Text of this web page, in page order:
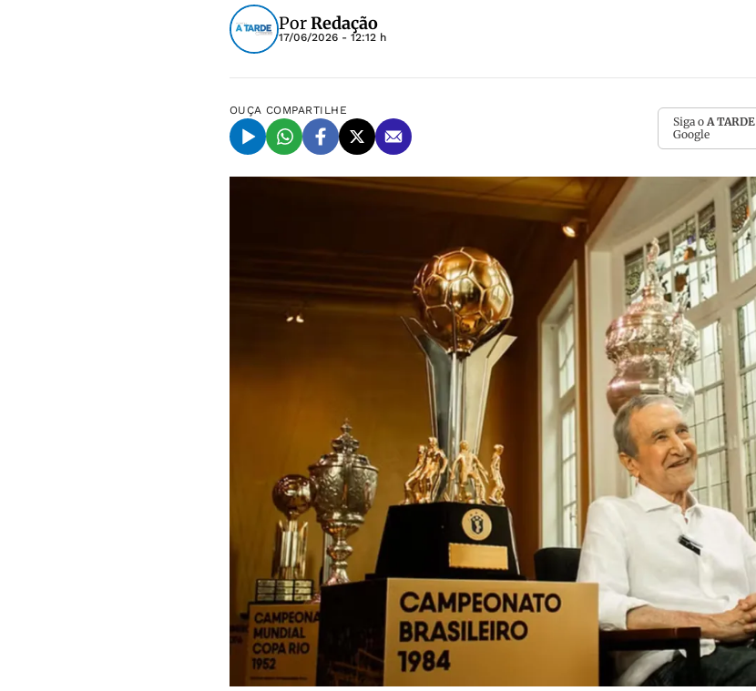
PorRedação
17/06/2026 - 12:12 h
OUÇA COMPARTILHE
Siga o A TARDE
Google